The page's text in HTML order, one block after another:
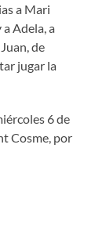
a Mari
Adela, a
de
jugar la
6 de
Cosme, por